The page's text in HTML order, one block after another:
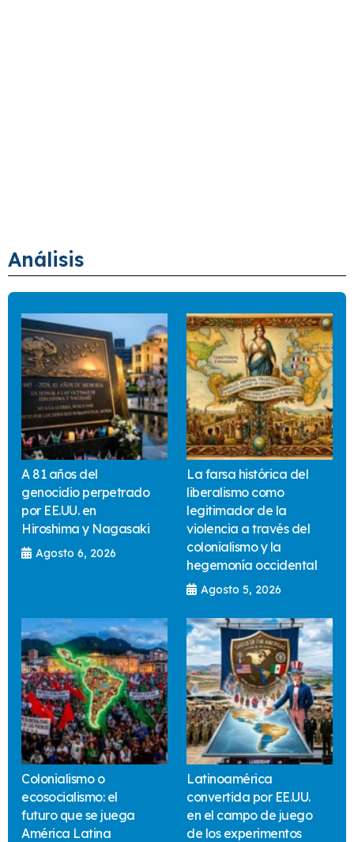
Análisis
A 81 años del
genocidio perpetrado
por EE.UU. en
Hiroshima y Nagasaki
Agosto 6, 2026
La farsa histórica del
liberalismo como
legitimador de la
violencia a través del
colonialismo y la
hegemonía occidental
Agosto 5, 2026
Colonialismo o
ecosocialismo: el
futuro que se juega
América Latina
Latinoamérica
convertida por EE.UU.
en el campo de juego
de los experimentos